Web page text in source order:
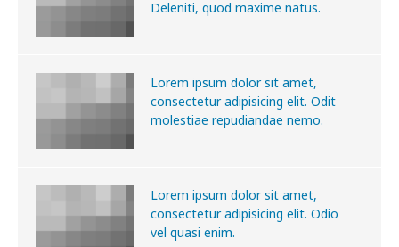
Deleniti, quod maxime natus.
Lorem ipsum dolor sit amet,
consectetur adipisicing elit. Odit
molestiae repudiandae nemo.
Lorem ipsum dolor sit amet,
consectetur adipisicing elit. Odio
vel quasi enim.